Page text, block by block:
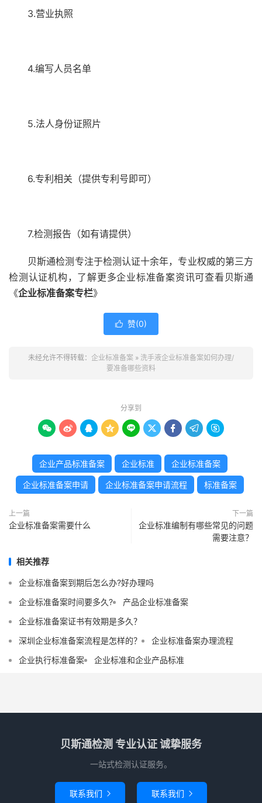
3.营业执照
4.编写人员名单
5.法人身份证照片
6.专利相关（提供专利号即可）
7.检测报告（如有请提供）
贝斯通检测专注于检测认证十余年，专业权威的第三方
检测认证机构，了解更多企业标准备案资讯可查看贝斯通
《企业标准备案专栏》
 赞(0)
未经允许不得转载： 企业标准备案 » 洗手液企业标准备案如何办理/
要准备哪些资料
分享到
        
企业产品标准备案 企业标准 企业标准备案
企业标准备案申请 企业标准备案申请流程 标准备案
上一篇
企业标准备案需要什么
下一篇
企业标准编制有哪些常见的问题
需要注意？
相关推荐
企业标准备案到期后怎么办?好办理吗
企业标准备案时间要多久?
产品企业标准备案
企业标准备案证书有效期是多久？
深圳企业标准备案流程是怎样的？
企业标准备案办理流程
企业执行标准备案
企业标准和企业产品标准
贝斯通检测 专业认证 诚挚服务
一站式检测认证服务。
联系我们  联系我们 